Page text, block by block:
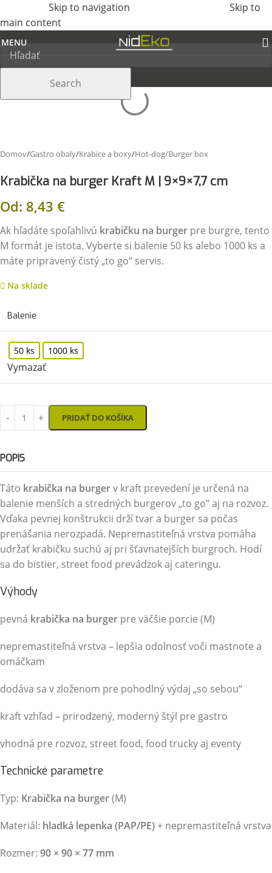
Skip to navigation
Skip to
main content
MENU
Search
Domov/Gastro obaly/Krabice a boxy/Hot-dog/Burger box
Krabička na burger Kraft M | 9×9×7,7 cm
Od: 8,43 €
Ak hľadáte spoľahlivú krabičku na burger pre burgre, tento
M formát je istota. Vyberte si balenie 50 ks alebo 1000 ks a
máte pripravený čistý „to go“ servis.
Na sklade
Balenie
50 ks 1000 ks
Vymazať
PRIDAŤ DO KOŠÍKA
POPIS
Táto krabička na burgerv kraft prevedení je určená na
balenie menších a stredných burgerov „to go“ aj na rozvoz.
Vďaka pevnej konštrukcii drží tvar a burger sa počas
prenášania nerozpadá. Nepremastiteľná vrstva pomáha
udržať krabičku suchú aj pri šťavnatejších burgroch. Hodí
sa do bistier, street food prevádzok aj cateringu.
Výhody
pevná krabička na burger pre väčšie porcie (M)
nepremastiteľná vrstva – lepšia odolnosť voči mastnote a
omáčkam
dodáva sa v zloženom pre pohodlný výdaj „so sebou“
kraft vzhľad – prirodzený, moderný štýl pre gastro
vhodná pre rozvoz, street food, food trucky aj eventy
Technické parametre
Typ: Krabička na burger(M)
Materiál: hladká lepenka (PAP/PE)+ nepremastiteľná vrstva
Rozmer: 90 × 90 × 77 mm